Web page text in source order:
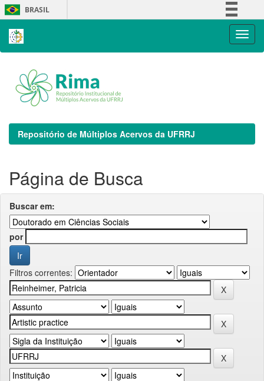
Skip
navigation
BRASIL
Repositório de Múltiplos Acervos da UFRRJ
Página de Busca
Buscar em:
por
Filtros correntes: